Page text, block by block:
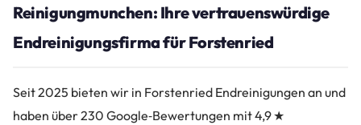
Reinigungmunchen: Ihre vertrauenswürdige
Endreinigungsfirma für Forstenried
Seit 2025 bieten wir in Forstenried Endreinigungen an und
haben über 230 Google‑Bewertungen mit 4,9 ★